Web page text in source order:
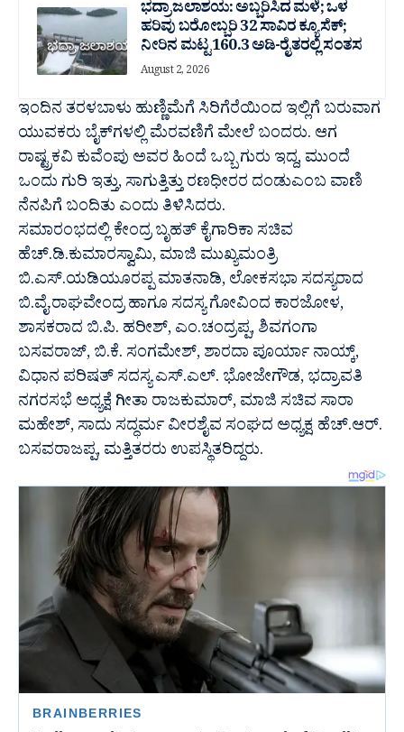
ಭದ್ರಾ ಜಲಾಶಯ: ಅಬ್ಬರಿಸಿದ ಮಳೆ; ಒಳ
ಹರಿವು ಬರೋಬ್ಬರಿ 32 ಸಾವಿರ‌ ಕ್ಯೂಸೆಕ್;
ನೀರಿನ ಮಟ್ಟ 160.3 ಅಡಿ-ರೈತರಲ್ಲಿ ಸಂತಸ
August 2, 2026
ಇಂದಿನ ತರಳಬಾಳು ಹುಣ್ಣಿಮೆಗೆ ಸಿರಿಗೆರೆಯಿಂದ ಇಲ್ಲಿಗೆ ಬರುವಾಗ
ಯುವಕರು ಬೈಕ್‌ಗಳಲ್ಲಿ ಮೆರವಣಿಗೆ ಮೇಲೆ ಬಂದರು. ಆಗ
ರಾಷ್ಟ್ರಕವಿ ಕುವೆಂಪು ಅವರ ‌ಹಿಂದೆ ಒಬ್ಬ ಗುರು ಇದ್ದ, ಮುಂದೆ
ಒಂದು ಗುರಿ ಇತ್ತು, ಸಾಗುತ್ತಿತ್ತು ರಣಧೀರರ ದಂಡುಎಂಬ ವಾಣಿ
ನೆನಪಿಗೆ ಬಂದಿತು ಎಂದು ತಿಳಿಸಿದರು.
ಸಮಾರಂಭದಲ್ಲಿ ಕೇಂದ್ರ ಬೃಹತ್ ಕೈಗಾರಿಕಾ ಸಚಿವ
ಹೆಚ್.ಡಿ.ಕುಮಾರಸ್ವಾಮಿ, ಮಾಜಿ ಮುಖ್ಯಮಂತ್ರಿ
ಬಿ.ಎಸ್.ಯಡಿಯೂರಪ್ಪ ಮಾತನಾಡಿ, ಲೋಕಸಭಾ ಸದಸ್ಯರಾದ
ಬಿ.ವೈ.ರಾಘವೇಂದ್ರ ಹಾಗೂ ಸದಸ್ಯ ಗೋವಿಂದ ಕಾರಜೋಳ,
ಶಾಸಕರಾದ ಬಿ.ಪಿ. ಹರೀಶ್, ಎಂ.ಚಂದ್ರಪ್ಪ, ಶಿವಗಂಗಾ
ಬಸವರಾಜ್, ಬಿ.ಕೆ. ಸಂಗಮೇಶ್, ಶಾರದಾ ಪೂರ್ಯಾ ನಾಯ್ಕ್,
ವಿಧಾನ ಪರಿಷತ್ ಸದಸ್ಯ ಎಸ್.ಎಲ್. ಭೋಜೇಗೌಡ, ಭದ್ರಾವತಿ
ನಗರಸಭೆ ಅಧ್ಯಕ್ಷೆ ಗೀತಾ ರಾಜಕುಮಾರ್, ಮಾಜಿ ಸಚಿವ ಸಾರಾ
ಮಹೇಶ್, ಸಾದು ಸದ್ಧರ್ಮ ವೀರಶೈವ ಸಂಘದ ಅಧ್ಯಕ್ಷ ಹೆಚ್.ಆರ್.
ಬಸವರಾಜಪ್ಪ, ಮತ್ತಿತರರು ಉಪಸ್ಥಿತರಿದ್ದರು.